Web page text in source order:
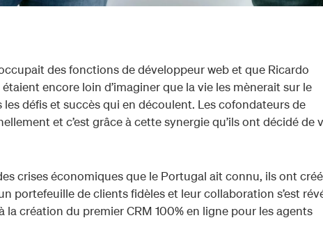
des fonctions de développeur web et que Ricardo
encore loin d’imaginer que la vie les mènerait sur le
les défis et succès qui en découlent. Les cofondateurs de
et c’est grâce à cette synergie qu’ils ont décidé de
crises économiques que le Portugal ait connu, ils ont créé
portefeuille de clients fidèles et leur collaboration s’est
création du premier CRM 100% en ligne pour les agents